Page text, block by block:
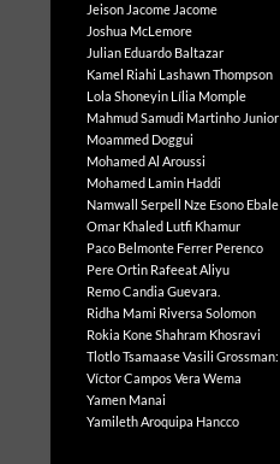
Jeison Jacome Jacome
Joshua McLemore
Julian Eduardo Baltazar
Kamel Riahi Lashawn Thompson
Lola Shoneyin Lília Momple
Mahmud Samudi Martinho Junior
Moammed Doggui
Mohamed Al Aroussi
Mohamed Lamin Haddi
Namwall Serpell Nze Esono Ebale
Omar Khaled Lutfi Khamur
Paco Belmonte Ferrer Perenco
Pere Ortin Rafeeat Aliyu
Remo Candia Guevara.
Ridha Mami Riversa Solomon
Rokia KoneShahram Khosravi
Tlotlo TsamaaseVasili Grossman:
Víctor Campos Vera Wema
Yamen Manai
Yamileth Aroquipa Hancco